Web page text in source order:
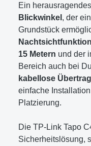
Ein
Blickwinkel , der
Grundstück
Nachtsichtfunktion
15 Metern und der
Bereich auch bei
kabellose
einfache
Platzierung.
Die TP-Link Tapo
Sicherheitslösung,